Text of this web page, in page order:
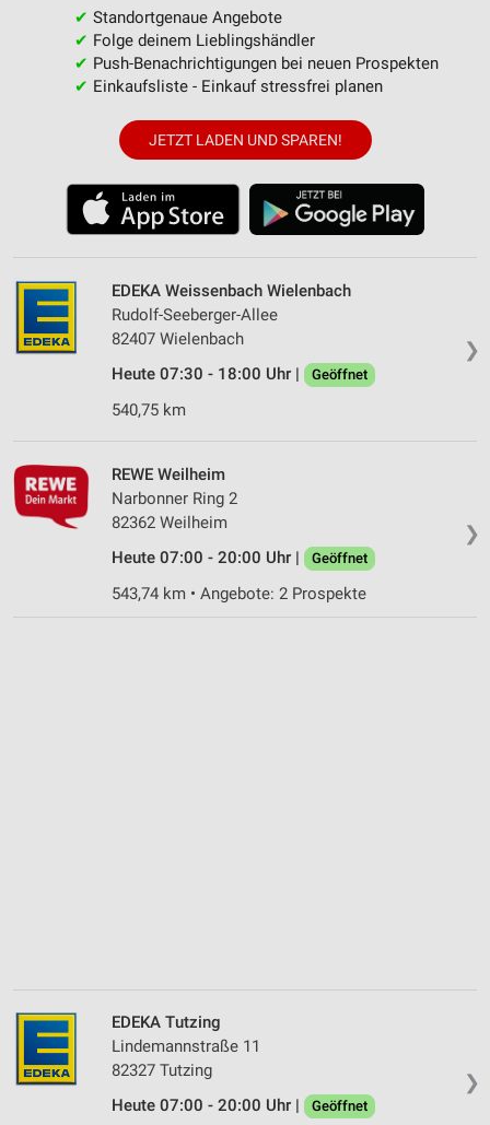
✔ Standortgenaue Angebote
✔ Folge deinem Lieblingshändler
✔ Push-Benachrichtigungen bei neuen Prospekten
✔ Einkaufsliste - Einkauf stressfrei planen
JETZT LADEN UND SPAREN!
❯
EDEKA Weissenbach Wielenbach
Rudolf-Seeberger-Allee
82407 Wielenbach
Heute 07:30 - 18:00 Uhr |
Geöffnet
540,75 km
❯
REWE Weilheim
Narbonner Ring 2
82362 Weilheim
Heute 07:00 - 20:00 Uhr |
Geöffnet
543,74 km • Angebote: 2 Prospekte
❯
EDEKA Tutzing
Lindemannstraße 11
82327 Tutzing
Heute 07:00 - 20:00 Uhr |
Geöffnet